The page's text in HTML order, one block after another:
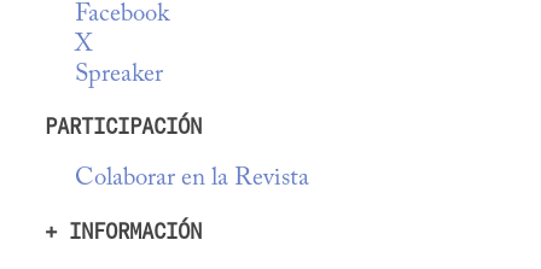
Facebook
X
Spreaker
PARTICIPACIÓN
Colaborar en la Revista
+ INFORMACIÓN